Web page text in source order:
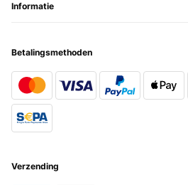
Informatie
Betalingsmethoden
Verzending